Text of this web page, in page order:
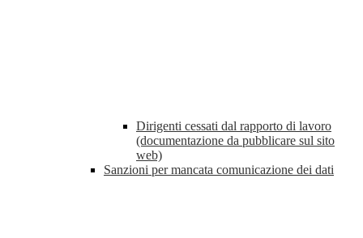
Dirigenti cessati dal rapporto di lavoro
(documentazione da pubblicare sul sito
web)
Sanzioni per mancata comunicazione dei dati